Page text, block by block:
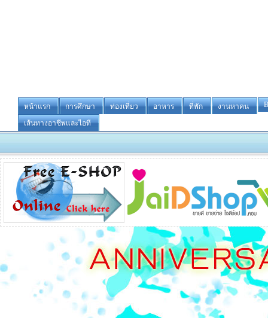
หน้าแรก การศึกษา ท่องเที่ยว อาหาร ที่พัก งานหาคน
เส้นทางอาชีพและไอที